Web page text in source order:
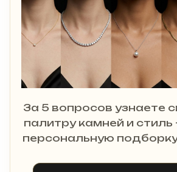
За 5 вопросов узнаете
палитру камней и стиль
персональную подборку